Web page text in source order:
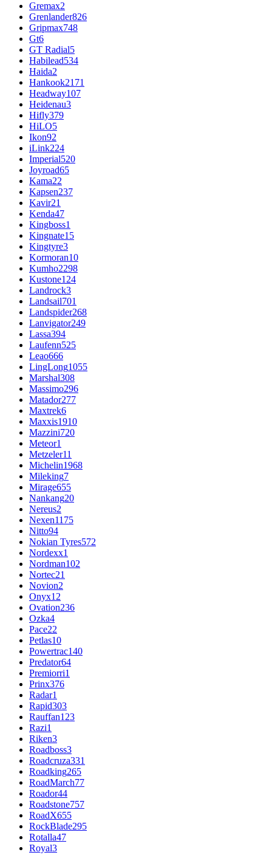
Gremax2
Grenlander826
Gripmax748
Gt6
GT Radial5
Habilead534
Haida2
Hankook2171
Headway107
Heidenau3
Hifly379
HiLO5
Ikon92
iLink224
Imperial520
Joyroad65
Kama22
Kapsen237
Kavir21
Kenda47
Kingboss1
Kingnate15
Kingtyre3
Kormoran10
Kumho2298
Kustone124
Landrock3
Landsail701
Landspider268
Lanvigator249
Lassa394
Laufenn525
Leao666
LingLong1055
Marshal308
Massimo296
Matador277
Maxtrek6
Maxxis1910
Mazzini720
Meteor1
Metzeler11
Michelin1968
Mileking7
Mirage655
Nankang20
Nereus2
Nexen1175
Nitto94
Nokian Tyres572
Nordexx1
Nordman102
Nortec21
Novion2
Onyx12
Ovation236
Ozka4
Pace22
Petlas10
Powertrac140
Predator64
Premiorri1
Prinx376
Radar1
Rapid303
Rauffan123
Razi1
Riken3
Roadboss3
Roadcruza331
Roadking265
RoadMarch77
Roador44
Roadstone757
RoadX655
RockBlade295
Rotalla47
Royal3